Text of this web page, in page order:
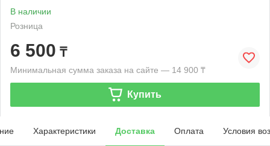
В наличии
Розница
6 500 ₸
Минимальная сумма заказа на сайте — 14 900 ₸
Купить
Характеристики Доставка Оплата Условия